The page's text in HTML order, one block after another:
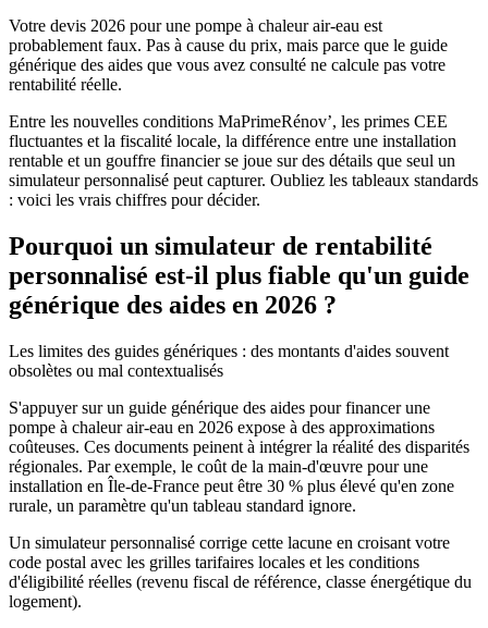
Votre devis 2026 pour une pompe à chaleur air-eau est
probablement faux. Pas à cause du prix, mais parce que le guide
générique des aides que vous avez consulté ne calcule pas votre
rentabilité réelle.
Entre les nouvelles conditions MaPrimeRénov’, les primes CEE
fluctuantes et la fiscalité locale, la différence entre une installation
rentable et un gouffre financier se joue sur des détails que seul un
simulateur personnalisé peut capturer. Oubliez les tableaux standards
: voici les vrais chiffres pour décider.
Pourquoi un simulateur de rentabilité
personnalisé est-il plus fiable qu'un guide
générique des aides en 2026 ?
Les limites des guides génériques : des montants d'aides souvent
obsolètes ou mal contextualisés
S'appuyer sur un guide générique des aides pour financer une
pompe à chaleur air-eau en 2026 expose à des approximations
coûteuses. Ces documents peinent à intégrer la réalité des disparités
régionales. Par exemple, le coût de la main-d'œuvre pour une
installation en Île-de-France peut être 30 % plus élevé qu'en zone
rurale, un paramètre qu'un tableau standard ignore.
Un simulateur personnalisé corrige cette lacune en croisant votre
code postal avec les grilles tarifaires locales et les conditions
d'éligibilité réelles (revenu fiscal de référence, classe énergétique du
logement).